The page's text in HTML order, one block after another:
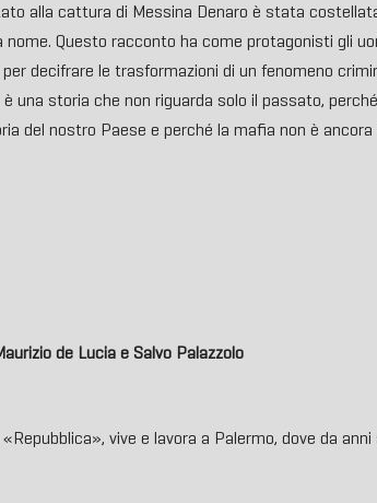
alla cattura di Messina Denaro è stata
Questo racconto ha come protagonisti gli
decifrare le trasformazioni di un fenomeno
una storia che non riguarda solo il passato,
del nostro Paese e perché la mafia non è
de Lucia e Salvo Palazzolo
vive e lavora a Palermo, dove da